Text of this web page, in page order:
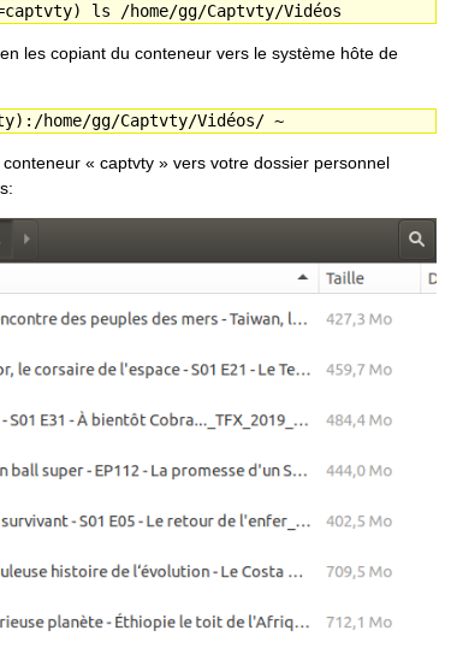
ls /home/gg/Captvty/Vidéos
les copiant du conteneur vers le système hôte de
home/gg/Captvty/Vidéos/ ~
« captvty » vers votre dossier personnel